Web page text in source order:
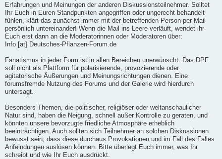
Erfahrungen und Meinungen der anderen Diskussionsteilnehmer. Solltet
Ihr Euch in Euren Standpunkten angegriffen oder ungerecht behandelt
fühlen, klärt das zunächst immer mit der betreffenden Person per Mail
persönlich untereinander! Wenn die Mail ins Leere verläuft, wendet ihr
Euch erst dann an die Moderatorinnen oder Moderatoren über:
Info [at] Deutsches-Pflanzen-Forum.de
Fanatismus in jeder Form ist in allen Bereichen unerwünscht. Das DPF
soll nicht als Plattform für polarisierende, provozierende oder
agitatorische Äußerungen und Meinungsrichtungen dienen. Eine
forumsfremde Nutzung des Forums und der Galerie wird hierdurch
untersagt.
Besonders Themen, die politischer, religiöser oder weltanschaulicher
Natur sind, haben die Neigung, schnell außer Kontrolle zu geraten, und
könnten unsere bevorzugte friedliche Atmosphäre erheblich
beeinträchtigen. Auch sollten sich Teilnehmer an solchen Diskussionen
bewusst sein, dass diese durchaus Provokationen und im Fall des Falles
Anfeindungen auslösen können. Bitte überlegt Euch immer, was Ihr
schreibt und wie Ihr Euch ausdrückt.